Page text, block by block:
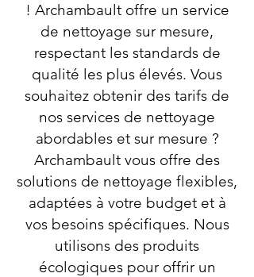
! Archambault offre un service
de nettoyage sur mesure,
respectant les standards de
qualité les plus élevés. Vous
souhaitez obtenir des tarifs de
nos services de nettoyage
abordables et sur mesure ?
Archambault vous offre des
solutions de nettoyage flexibles,
adaptées à votre budget et à
vos besoins spécifiques. Nous
utilisons des produits
écologiques pour offrir un